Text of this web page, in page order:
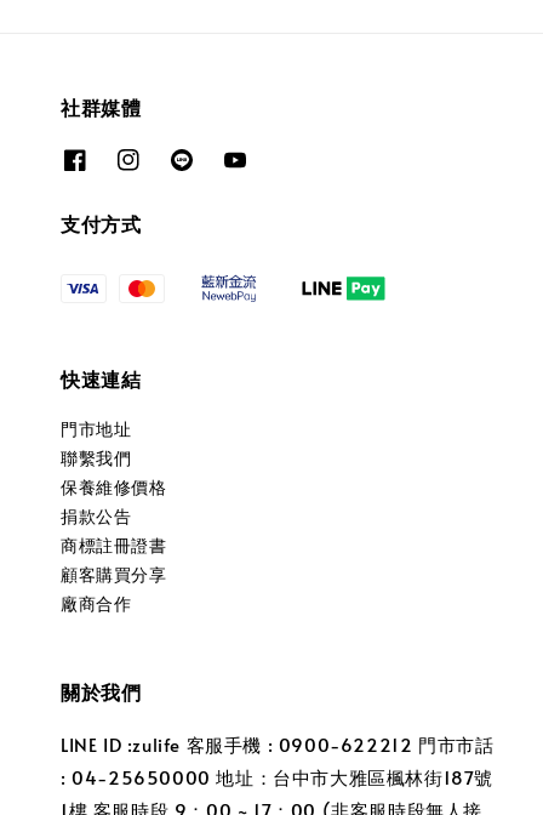
社群媒體
支付方式
快速連結
門市地址
聯繫我們
保養維修價格
捐款公告
商標註冊證書
顧客購買分享
廠商合作
關於我們
LINE ID :zulife 客服手機 : 0900-622212 門市市話
: 04-25650000 地址：台中市大雅區楓林街187號